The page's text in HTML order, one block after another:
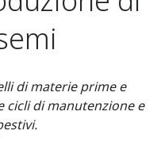
di materie prime e
cicli di manutenzione e